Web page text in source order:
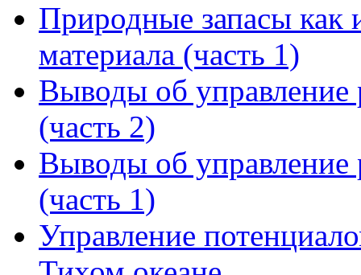
Природные запасы как
материала (часть 1)
Выводы об управление
(часть 2)
Выводы об управление
(часть 1)
Управление